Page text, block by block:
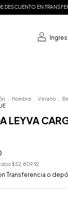
TRANSFERENCIA
Hombre Verano
LEYVA
$52.809,92
Transferencia o